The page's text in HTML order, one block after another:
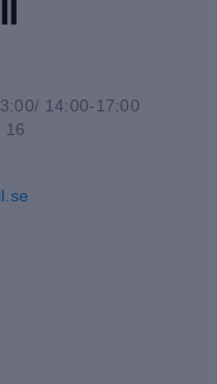
14:00-17:00
16